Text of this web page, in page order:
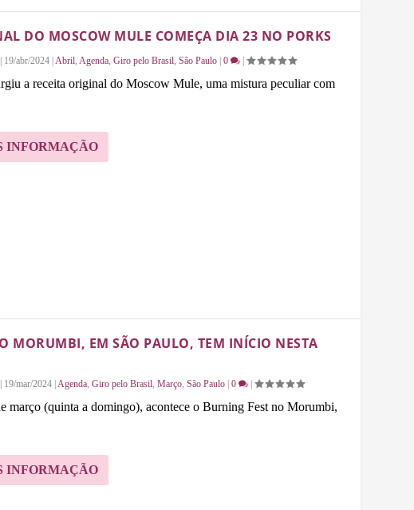
DO MOSCOW MULE COMEÇA DIA 23 NO PORKS
| 19/abr/2024 | Abril Agenda Giro pelo Brasil São Paulo | 0 |
a receita original do Moscow Mule, uma mistura peculiar com
INFORMAÇÃO
MORUMBI, EM SÃO PAULO, TEM INÍCIO NESTA
19/mar/2024 Agenda, Giro pelo Brasil, Março, São Paulo 0
março (quinta a domingo), acontece o Burning Fest no Morumbi,
INFORMAÇÃO